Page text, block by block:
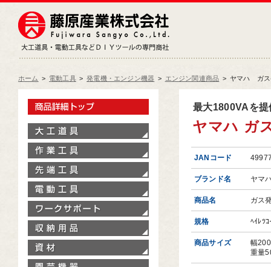
ホーム > 電動工具 > 発電機・エンジン機器 > エンジン関連商品 > ヤマハ ガ
最大1800VAを
ヤマハ ガ
JANコード
ブランド名 ヤマ
商品名 ガス
規格 ﾍｲﾚﾂｺ
商品サイズ
幅
重量
製品情報トップ
ワークサポート